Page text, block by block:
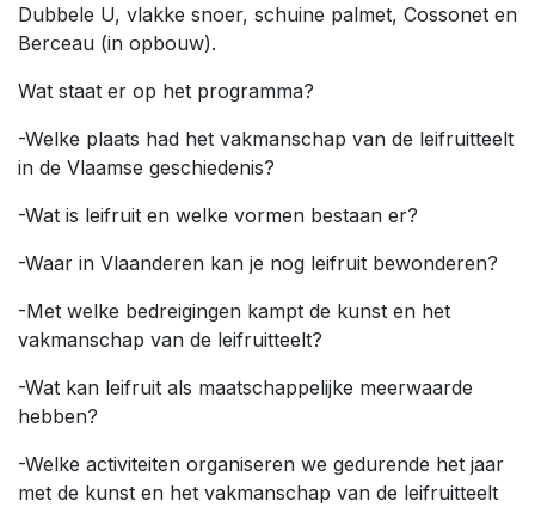
Dubbele U, vlakke snoer, schuine palmet, Cossonet en
Berceau (in opbouw).
Wat staat er op het programma?
-Welke plaats had het vakmanschap van de leifruitteelt
in de Vlaamse geschiedenis?
-Wat is leifruit en welke vormen bestaan er?
-Waar in Vlaanderen kan je nog leifruit bewonderen?
-Met welke bedreigingen kampt de kunst en het
vakmanschap van de leifruitteelt?
-Wat kan leifruit als maatschappelijke meerwaarde
hebben?
-Welke activiteiten organiseren we gedurende het jaar
met de kunst en het vakmanschap van de leifruitteelt